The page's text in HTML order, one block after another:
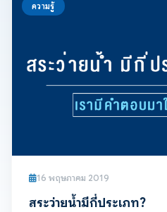
ความรู้
16 พฤษภาคม 2019
สระว่ายน้ำมีกี่ประเภท?